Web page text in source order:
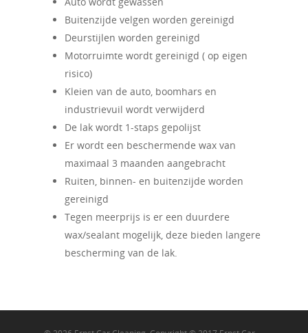
Buitenzijde velgen worden gereinigd
Deurstijlen worden gereinigd
Motorruimte wordt gereinigd ( op eigen
risico)
Kleien van de auto, boomhars en
industrievuil wordt verwijderd
De lak wordt 1-staps gepolijst
Er wordt een beschermende wax van
maximaal 3 maanden aangebracht
Ruiten, binnen- en buitenzijde worden
gereinigd
Tegen meerprijs is er een duurdere
wax/sealant mogelijk, deze bieden langere
bescherming van de lak.